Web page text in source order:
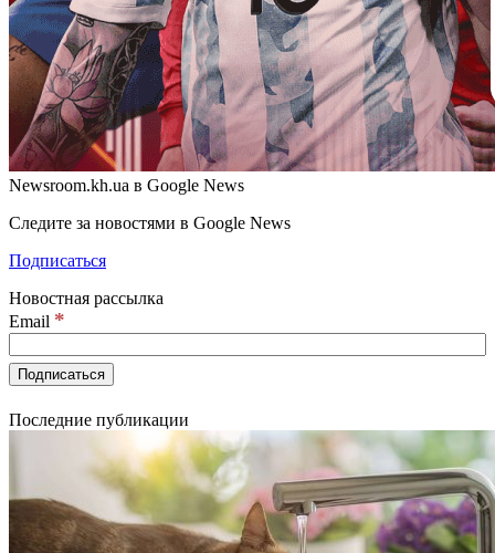
Newsroom.kh.ua в Google News
Следите за новостями в Google News
Подписаться
Новостная рассылка
Email *
Последние публикации